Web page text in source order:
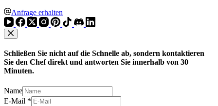
Anfrage erhalten
Schließen Sie nicht auf die Schnelle ab, sondern kontaktieren
Sie den Chef direkt und antworten Sie innerhalb von 30
Minuten.
Name
E-Mail *